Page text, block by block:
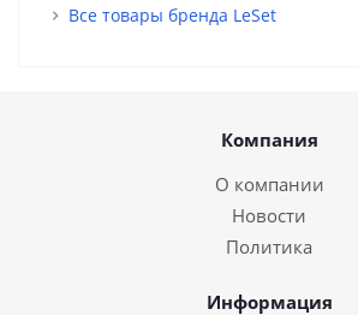
Все товары бренда LeSet
Компания
О компании
Новости
Политика
Информация